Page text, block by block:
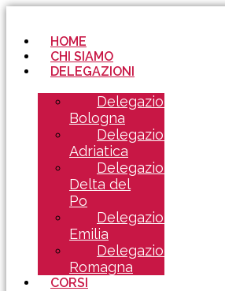
HOME
CHI SIAMO
DELEGAZIONI
Delegazione
Bologna
Delegazione
Adriatica
Delegazione
Delta del
Po
Delegazione
Emilia
Delegazione
Romagna
CORSI